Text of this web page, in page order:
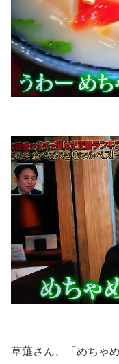
草薙さん、「めちゃ